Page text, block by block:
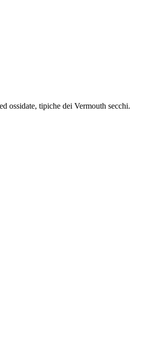
ossidate, tipiche dei Vermouth secchi.